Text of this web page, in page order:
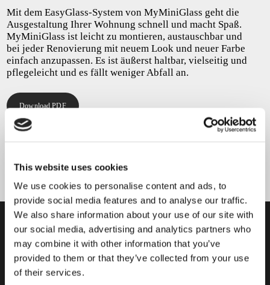
This website uses cookies
We use cookies to personalise content and ads, to
provide social media features and to analyse our traffic.
We also share information about your use of our site with
our social media, advertising and analytics partners who
may combine it with other information that you’ve
provided to them or that they’ve collected from your use
of their services.
Mit dem EasyGlass-System von MyMiniGlass geht die
Ausgestaltung Ihrer Wohnung schnell und macht Spaß.
MyMiniGlass ist leicht zu montieren, austauschbar und
bei jeder Renovierung mit neuem Look und neuer Farbe
einfach anzupassen. Es ist äußerst haltbar, vielseitig und
pflegeleicht und es fällt weniger Abfall an.
Download PDF
WERDEN SIE TEIL UNSERER
COMMUNITY!